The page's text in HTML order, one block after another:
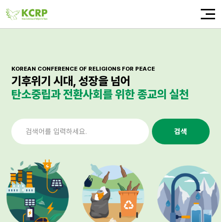
KOREAN CONFERENCE OF RELIGIONS FOR PEACE
기후위기 시대, 성장을 넘어
탄소중립과 전환사회를 위한 종교의 실천
검색